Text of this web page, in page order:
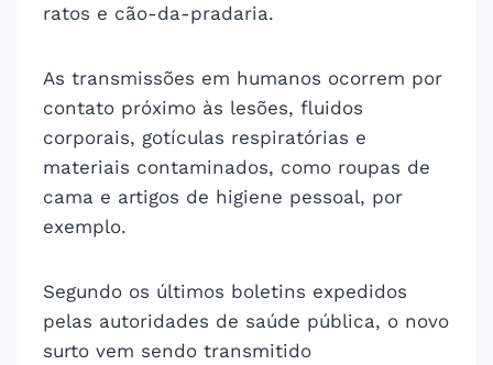
ratos e cão-da-pradaria.
As transmissões em humanos ocorrem por
contato próximo às lesões, fluidos
corporais, gotículas respiratórias e
materiais contaminados, como roupas de
cama e artigos de higiene pessoal, por
exemplo.
Segundo os últimos boletins expedidos
pelas autoridades de saúde pública, o novo
surto vem sendo transmitido